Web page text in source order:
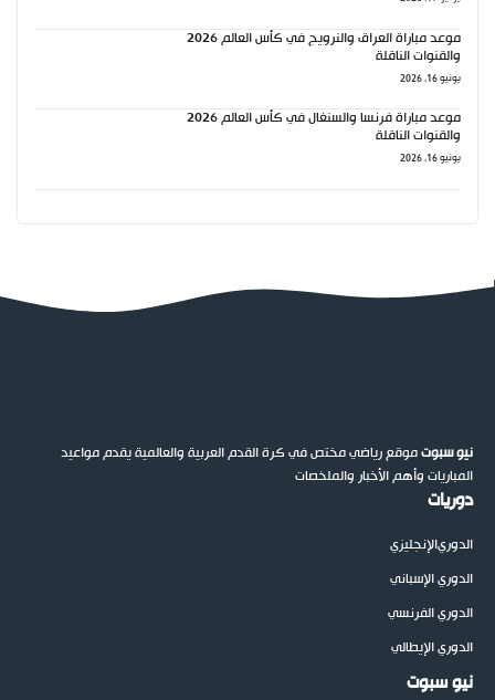
موعد مباراة العراق والنرويج في كأس العالم 2026
والقنوات الناقلة
يونيو 16, 2026
موعد مباراة فرنسا والسنغال في كأس العالم 2026
والقنوات الناقلة
يونيو 16, 2026
نيو سبوتموقع رياضي مختص في كرة القدم العربية والعالمية يقدم مواعيد
المباريات وأهم الأخبار والملخصات
دوريات
الدوريالإنجليزي
الدوري الإسباني
الدوري الفرنسي
الدوري الإيطالي
نيو سبوت